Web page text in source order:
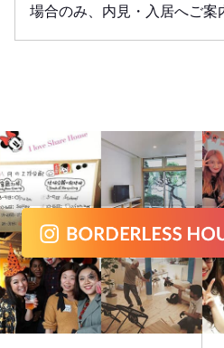
場合のみ、内見・入居へご案